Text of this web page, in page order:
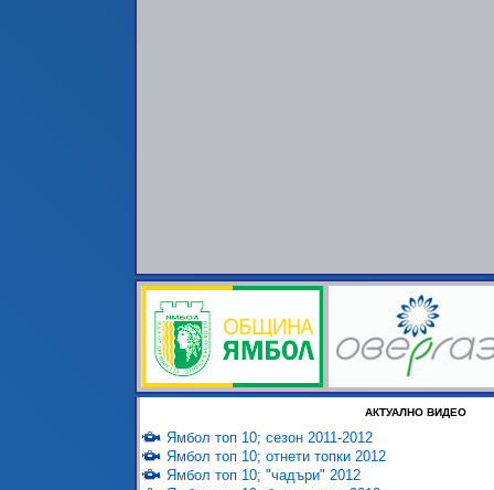
АКТУАЛНО ВИДЕО
Ямбол топ 10; сезон 2011-2012
Ямбол топ 10; отнети топки 2012
Ямбол топ 10; "чадъри" 2012